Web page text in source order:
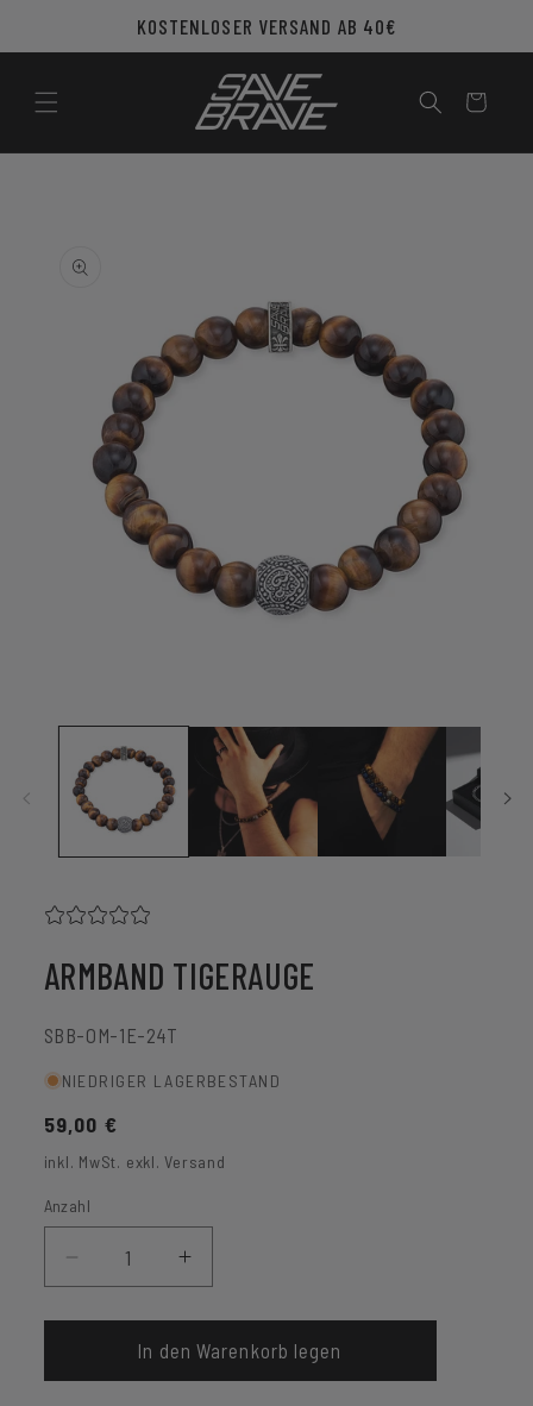
Inhalt
KOSTENLOSER VERSAND AB 40€
Warenkorb
Modal
öffnen
ARMBAND TIGERAUGE
SKU:
SBB-OM-1E-24T
NIEDRIGER LAGERBESTAND
Normaler
Preis
59,00 €
inkl. MwSt. exkl. Versand
Anzahl
Verringere
die
Menge
Armband
Erhöhe
die
Menge
für
Armband
In den Warenkorb legen